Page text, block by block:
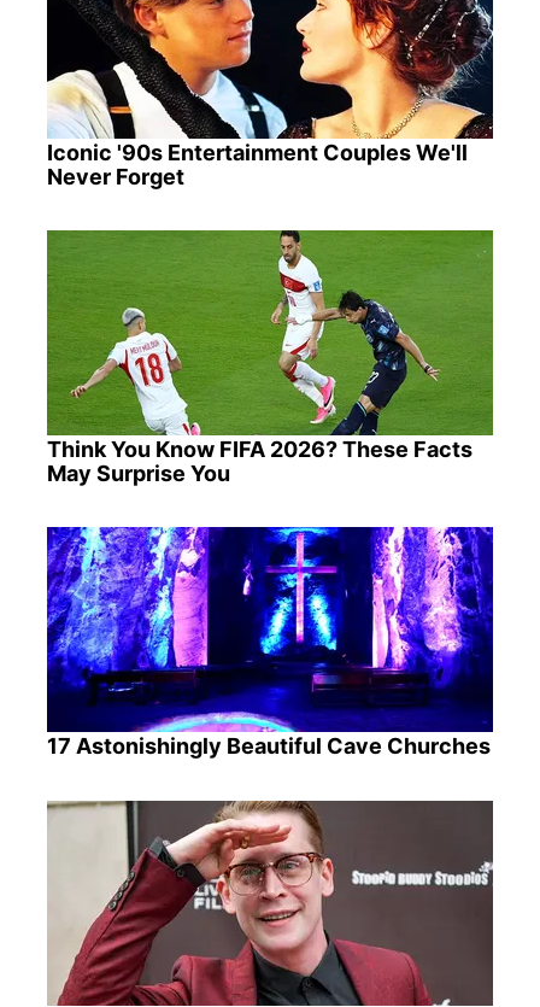
Iconic '90s Entertainment Couples We'll
Never Forget
Think You Know FIFA 2026? These Facts
May Surprise You
17 Astonishingly Beautiful Cave Churches